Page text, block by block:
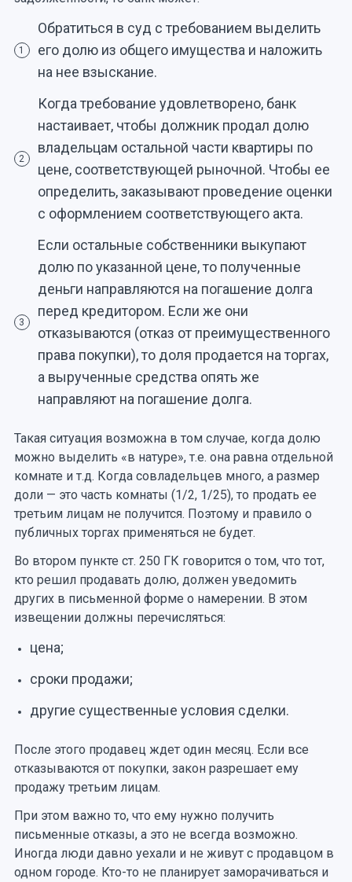
1
Обратиться в суд с требованием выделить
его долю из общего имущества и наложить
на нее взыскание.
2
Когда требование удовлетворено, банк
настаивает, чтобы должник продал долю
владельцам остальной части квартиры по
цене, соответствующей рыночной. Чтобы ее
определить, заказывают проведение оценки
с оформлением соответствующего акта.
3
Если остальные собственники выкупают
долю по указанной цене, то полученные
деньги направляются на погашение долга
перед кредитором. Если же они
отказываются (отказ от преимущественного
права покупки), то доля продается на торгах,
а вырученные средства опять же
направляют на погашение долга.
Такая ситуация возможна в том случае, когда долю
можно выделить «в натуре», т.е. она равна отдельной
комнате и т.д. Когда совладельцев много, а размер
доли — это часть комнаты (1/2, 1/25), то продать ее
третьим лицам не получится. Поэтому и правило о
публичных торгах применяться не будет.
Во втором пункте ст. 250 ГК говорится о том, что тот,
кто решил продавать долю, должен уведомить
других в письменной форме о намерении. В этом
извещении должны перечисляться:
цена;
сроки продажи;
другие существенные условия сделки.
После этого продавец ждет один месяц. Если все
отказываются от покупки, закон разрешает ему
продажу третьим лицам.
При этом важно то, что ему нужно получить
письменные отказы, а это не всегда возможно.
Иногда люди давно уехали и не живут с продавцом в
одном городе. Кто-то не планирует заморачиваться и